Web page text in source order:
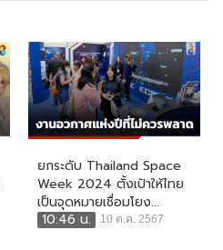
ยกระดับ Thailand Space
Week 2024 ตั้งเป้าให้ไทย
เป็นจุดหมายเชื่อมโยง...
10:46 น.
10 ต.ค. 2567